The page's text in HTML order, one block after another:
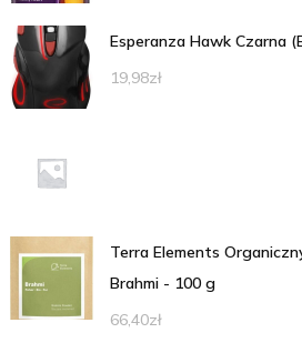
Esperanza Hawk Czarna
19,98zł
Terra Elements
Brahmi - 100 g
66,40zł